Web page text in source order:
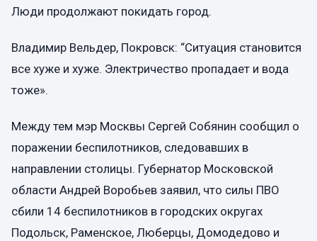
Люди продолжают покидать город.
Владимир Вельдер, Покровск: “Ситуация становится
все хуже и хуже. Электричество пропадает и вода
тоже».
Между тем мэр Москвы Сергей Собянин сообщил о
поражении беспилотников, следовавших в
направлении столицы. Губернатор Московской
области Андрей Воробьев заявил, что силы ПВО
сбили 14 беспилотников в городских округах
Подольск, Раменское, Люберцы, Домодедово и